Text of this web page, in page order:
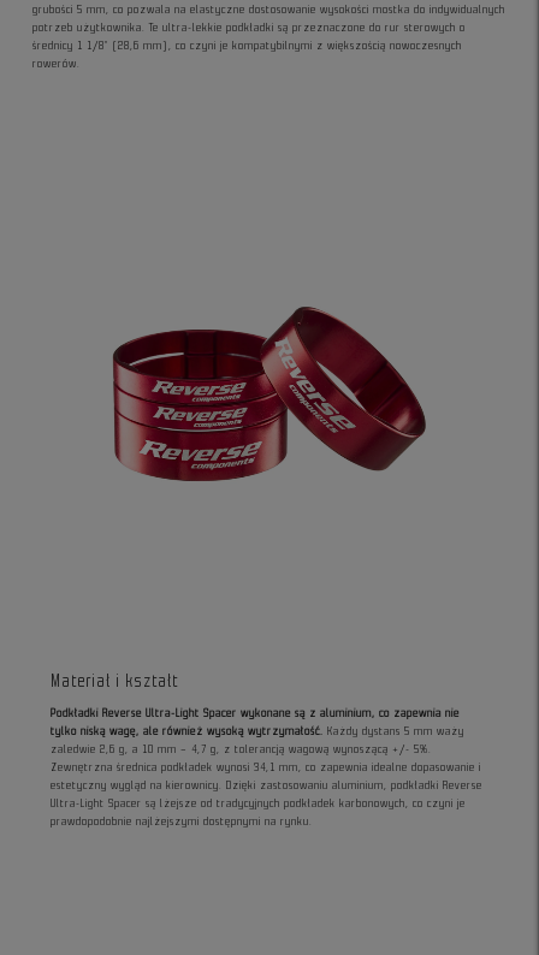
grubości 5 mm, co pozwala na elastyczne dostosowanie wysokości mostka do indywidualnych
potrzeb użytkownika. Te ultra-lekkie podkładki są przeznaczone do rur sterowych o
średnicy 1 1/8" (28,6 mm), co czyni je kompatybilnymi z większością nowoczesnych
rowerów.
Materiał i kształt
Podkładki Reverse Ultra-Light Spacer wykonane są z aluminium, co zapewnia nie
tylko niską wagę, ale również wysoką wytrzymałość. Każdy dystans 5 mm waży
zaledwie 2,6 g, a 10 mm – 4,7 g, z tolerancją wagową wynoszącą +/- 5%.
Zewnętrzna średnica podkładek wynosi 34,1 mm, co zapewnia idealne dopasowanie i
estetyczny wygląd na kierownicy. Dzięki zastosowaniu aluminium, podkładki Reverse
Ultra-Light Spacer są lżejsze od tradycyjnych podkładek karbonowych, co czyni je
prawdopodobnie najlżejszymi dostępnymi na rynku.